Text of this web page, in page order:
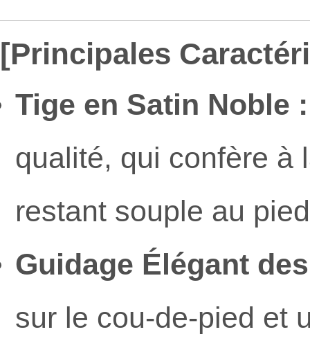
[Principales
Tige en Satin Noble :
qualité, qui confère à
restant souple au
Guidage Élégant
sur le cou-de-pied et